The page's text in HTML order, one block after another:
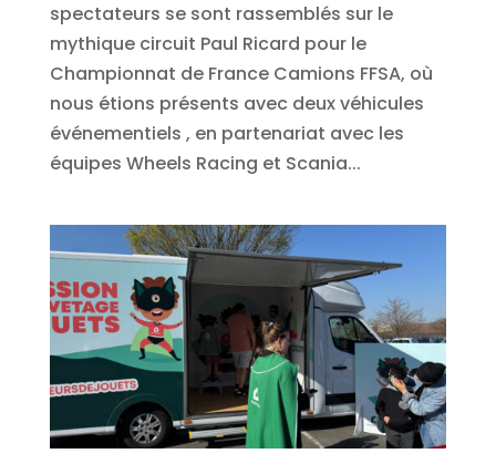
spectateurs se sont rassemblés sur le
mythique circuit Paul Ricard pour le
Championnat de France Camions FFSA, où
nous étions présents avec deux véhicules
événementiels , en partenariat avec les
équipes Wheels Racing et Scania...